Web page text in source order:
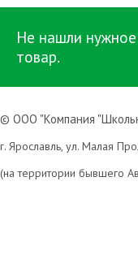
Не нашли
товар.
© ООО "Компания
г. Ярославль, ул. Малая
(на территории бывшего